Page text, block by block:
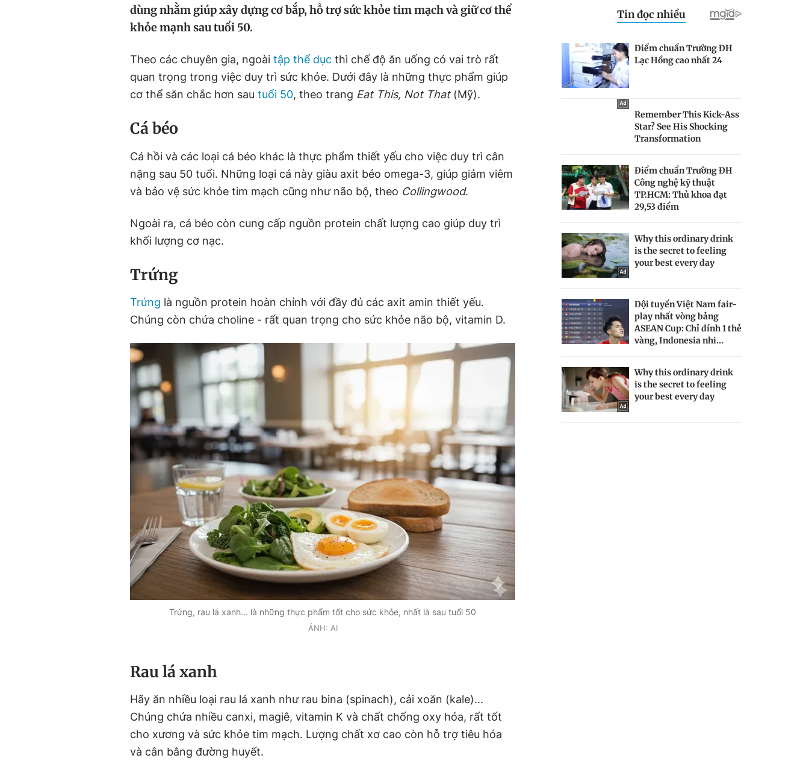
dùng nhằm giúp xây dựng cơ bắp, hỗ trợ sức khỏe tim mạch và giữ cơ thể
khỏe mạnh sau tuổi 50.
Theo các chuyên gia, ngoài tập thể dục thì chế độ ăn uống có vai trò rất
quan trọng trong việc duy trì sức khỏe. Dưới đây là những thực phẩm giúp
cơ thể săn chắc hơn sau tuổi 50, theo trang Eat This, Not That(Mỹ).
Cá béo
Cá hồi và các loại cá béo khác là thực phẩm thiết yếu cho việc duy trì cân
nặng sau 50 tuổi. Những loại cá này giàu axit béo omega-3, giúp giảm viêm
và bảo vệ sức khỏe tim mạch cũng như não bộ, theo Collingwood.
Ngoài ra, cá béo còn cung cấp nguồn protein chất lượng cao giúp duy trì
khối lượng cơ nạc.
Trứng
Trứng là nguồn protein hoàn chỉnh với đầy đủ các axit amin thiết yếu.
Chúng còn chứa choline - rất quan trọng cho sức khỏe não bộ, vitamin D.
Trứng, rau lá xanh... là những thực phẩm tốt cho sức khỏe, nhất là sau tuổi 50
ẢNH: AI
Rau lá xanh
Hãy ăn nhiều loại rau lá xanh như rau bina (spinach), cải xoăn (kale)...
Chúng chứa nhiều canxi, magiê, vitamin K và chất chống oxy hóa, rất tốt
cho xương và sức khỏe tim mạch. Lượng chất xơ cao còn hỗ trợ tiêu hóa
và cân bằng đường huyết.